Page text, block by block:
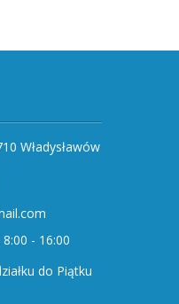
Władysławów
- 16:00
do Piątku